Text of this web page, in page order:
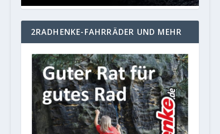
2RADHENKE-FAHRRÄDER UND MEHR